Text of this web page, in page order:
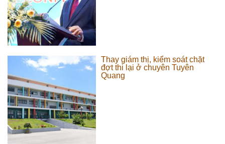
Thay giám thị, kiểm soát chặt
đợt thi lại ở chuyên Tuyên
Quang